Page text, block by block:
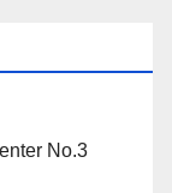
No.3